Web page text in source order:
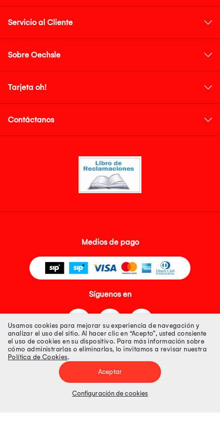
Servicio al Cliente
Sobre Oechsle
Tarjeta oh!
Contáctanos
Medios de pago
Síguenos en
Tienda 100% Segura
Tiendas Peruanas S.A. R.U.C. Nº 20493020618. Todos los derechos
Precios disponibles solo en www.oechsle.pe. Precios online publicados
Usamos cookies para mejorar su experiencia de navegación y
analizar el uso del sitio. Al hacer clic en “Acepto”, usted consiente
el uso de cookies en su dispositivo. Para más información sobre
cómo administrarlas o eliminarlas, lo invitamos a revisar nuestra
Política de Cookies.
Aceptar
Configuración de cookies